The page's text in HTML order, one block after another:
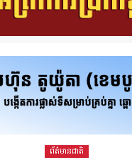
ព័ត៌មានជាតិ